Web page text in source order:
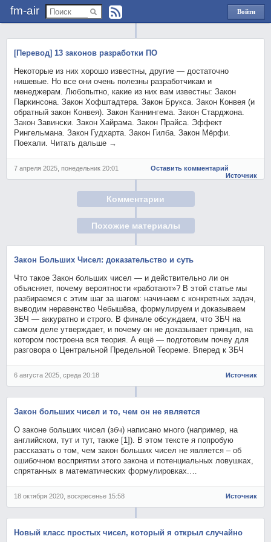
fm-air
Войти
через
[Перевод] 13 законов разработки ПО
Некоторые из них хорошо известны, другие — достаточно
нишевые. Но все они очень полезны разработчикам и
менеджерам. Любопытно, какие из них вам известны: Закон
Паркинсона. Закон Хофштадтера. Закон Брукса. Закон Конвея (и
обратный закон Конвея). Закон Каннингема. Закон Старджона.
Закон Завински. Закон Хайрама. Закон Прайса. Эффект
Рингельмана. Закон Гудхарта. Закон Гилба. Закон Мёрфи.
Поехали. Читать дальше →
7 апреля 2025, понедельник 20:01
Оставить комментарий
Источник
Комментарии
Похожие материалы
Закон Больших Чисел: доказательство и суть
Что такое Закон больших чисел — и действительно ли он
объясняет, почему вероятности «работают»? В этой статье мы
разбираемся с этим шаг за шагом: начинаем с конкретных задач,
выводим неравенство Чебышёва, формулируем и доказываем
ЗБЧ — аккуратно и строго. В финале обсуждаем, что ЗБЧ на
самом деле утверждает, и почему он не доказывает принцип, на
котором построена вся теория. А ещё — подготовим почву для
разговора о Центральной Предельной Теореме. Вперед к ЗБЧ
6 августа 2025, среда 20:18 Источник
Закон больших чисел и то, чем он не является
О законе больших чисел (збч) написано много (например, на
английском, тут и тут, также [1]). В этом тексте я попробую
рассказать о том, чем закон больших чисел не является – об
ошибочном восприятии этого закона и потенциальных ловушках,
спрятанных в математических формулировках.…
18 октября 2020, воскресенье 15:58 Источник
Новый класс простых чисел, который я открыл случайно